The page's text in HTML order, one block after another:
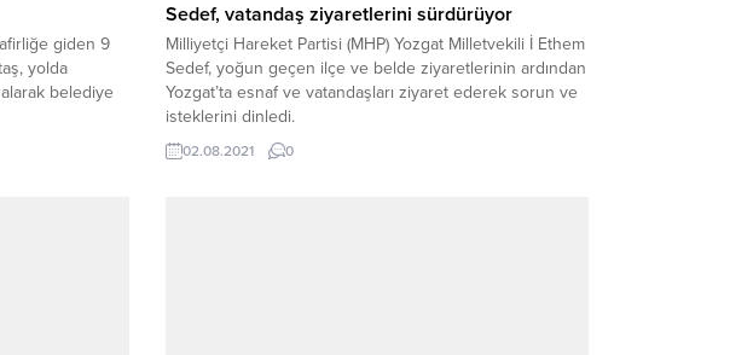
giden 9
yolda
belediye
Sedef, vatandaş ziyaretlerini sürdürüyor
Milliyetçi Hareket Partisi (MHP) Yozgat Milletvekili İ Ethem
Sedef, yoğun geçen ilçe ve belde ziyaretlerinin ardından
Yozgat’ta esnaf ve vatandaşları ziyaret ederek sorun ve
isteklerini dinledi.
02.08.2021 0